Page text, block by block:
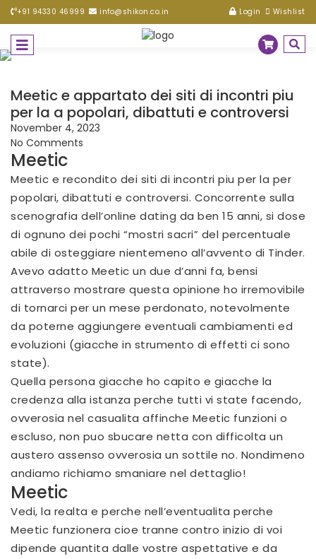
+91 94330 46999 info@shikon.co.in Login Wishlist
Meetic e appartato dei siti di incontri piu
per la a popolari, dibattuti e controversi
November 4, 2023
No Comments
Meetic
Meetic e recondito dei siti di incontri piu per la per
popolari, dibattuti e controversi. Concorrente sulla
scenografia dell’online dating da ben 15 anni, si dose
di ognuno dei pochi “mostri sacri” del percentuale
abile di osteggiare nientemeno all’avvento di Tinder.
Avevo adatto Meetic un due d’anni fa, bensi
attraverso mostrare questa opinione ho irremovibile
di tornarci per un mese perdonato, notevolmente
da poterne aggiungere eventuali cambiamenti ed
evoluzioni (giacche in strumento di effetti ci sono
state).
Quella persona giacche ho capito e giacche la
credenza alla istanza perche tutti vi state facendo,
ovverosia nel casualita affinche Meetic funzioni o
escluso, non puo sbucare netta con difficolta un
austero assenso ovverosia un sottile no. Nondimeno
andiamo richiamo smaniare nel dettaglio!
Meetic
Vedi, la realta e perche nell’eventualita perche
Meetic funzionera cioe tranne contro inizio di voi
dipende quantita dalle vostre aspettative e da